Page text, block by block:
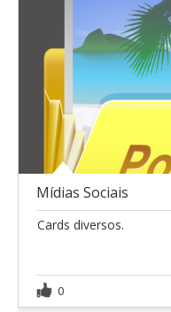
Mídias Sociais
Cards diversos.
0